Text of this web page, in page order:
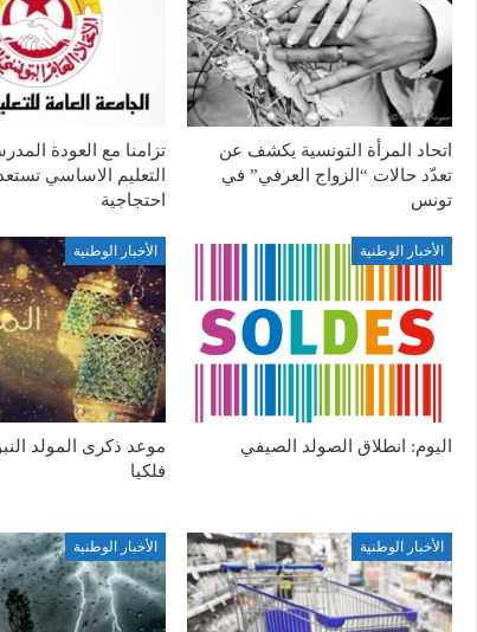
اتحاد المرأة التونسية يكشف عن
تعدّد حالات “الزواج العرفي” في
تونس
تزامنا مع العودة
التعليم الاساسي
احتجاجية
الأخبار الوطنية
اليوم: انطلاق الصولد الصيفي
الأخبار الوطنية
موعد ذكرى المولد
فلكيا
الأخبار الوطنية الأخبار الوطنية